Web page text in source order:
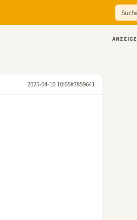
2025-04-10 10:05#7859641
ANZEIGE